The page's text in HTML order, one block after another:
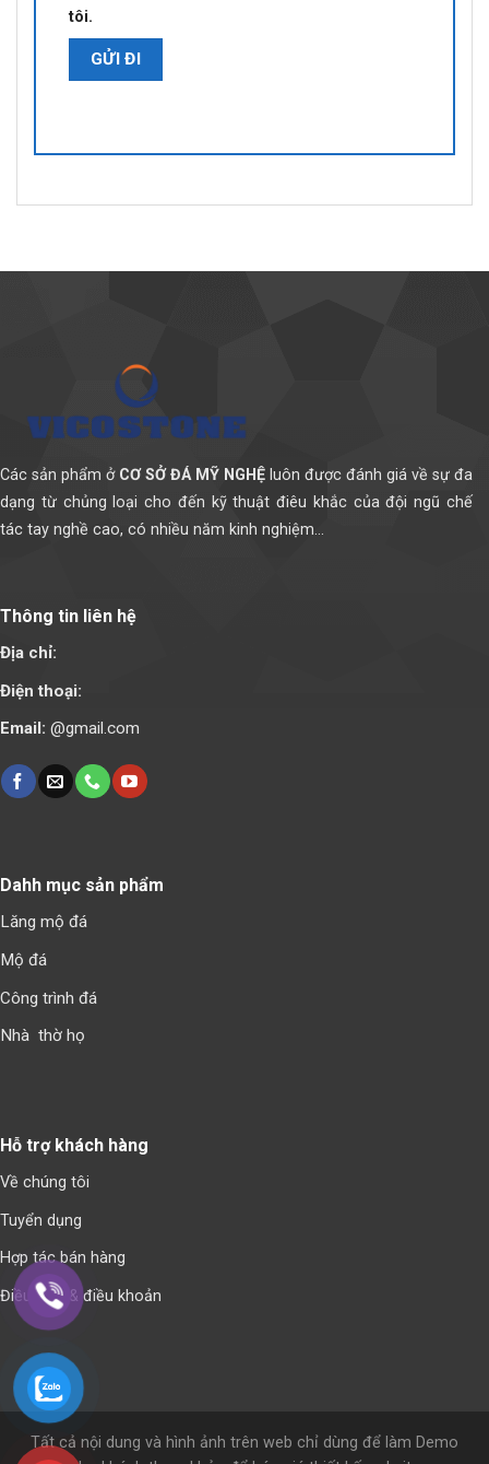
tôi.
Các sản phẩm ở CƠ SỞ ĐÁ MỸ NGHỆ luôn được đánh giá về sự đa
dạng từ chủng loại cho đến kỹ thuật điêu khắc của đội ngũ chế
tác tay nghề cao, có nhiều năm kinh nghiệm...
Thông tin liên hệ
Địa chỉ:
Điện thoại:
Email: @gmail.com
Dahh mục sản phẩm
Lăng mộ đá
Mộ đá
Công trình đá
Nhà thờ họ
Hỗ trợ khách hàng
Về chúng tôi
Tuyển dụng
Hợp tác bán hàng
Điều kiện & điều khoản
Tất cả nội dung và hình ảnh trên web chỉ dùng để làm Demo